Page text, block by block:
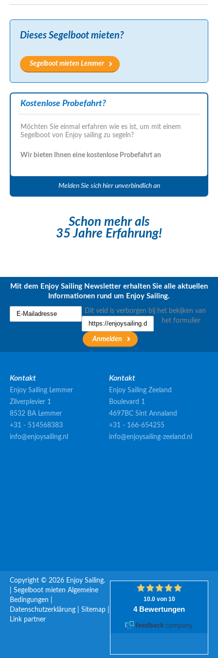
Dieses Segelboot mieten?
Segelboot mieten Lemmer
Kostenlose Probefahrt?
Möchten Sie einmal erfahren wie es ist, um mit einem
Segelboot von Enjoy sailing zu segeln?
Wir bieten Ihnen eine kostenlose Probefahrt an
Melden Sie sich hier unverbindlich an
Schon mehr als
35 Jahre Erfahrung!
Mit dem Enjoy Sailing Newsletter erhalten Sie alle aktuellen
Informationen rund um Enjoy Sailing.
Dit veld is verborgen bij het bekijken van
het formulier
Kontakt
Enjoy Sailing Lemmer
Zilverplevier 1
8532 BA Lemmer
+31 - 514568383
info@enjoysailing.nl
Kontakt
Enjoy Sailing Zeeland
Boulevard 1
4697BC Sint Annaland
+31 - 166-654255
info@enjoysailing-zeeland.nl
Copyright © 2026 Enjoy Sailing.
Segelboot mieten Algemeine
Bedingungen
Datenschutzerklärung
Sitemap
Link partner